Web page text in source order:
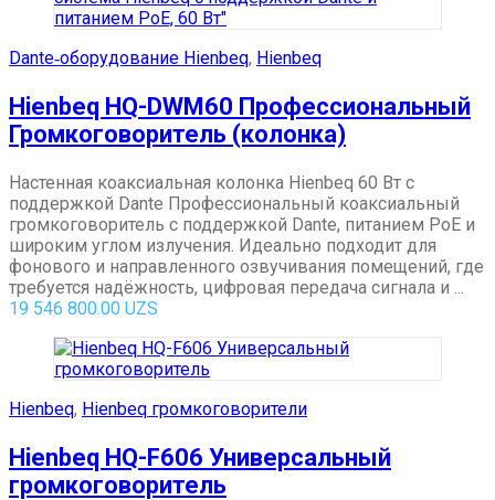
Dante‑оборудование Hienbeq, Hienbeq
Hienbeq HQ-DWM60 Профессиональный
Громкоговоритель (колонка)
Настенная коаксиальная колонка Hienbeq 60 Вт с
поддержкой Dante Профессиональный коаксиальный
громкоговоритель с поддержкой Dante, питанием PoE и
широким углом излучения. Идеально подходит для
фонового и направленного озвучивания помещений, где
требуется надёжность, цифровая передача сигнала и ...
19 546 800.00 UZS
Hienbeq, Hienbeq громкоговорители
Hienbeq HQ-F606 Универсальный
громкоговоритель